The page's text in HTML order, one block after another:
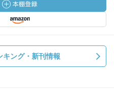
キング・新刊情報